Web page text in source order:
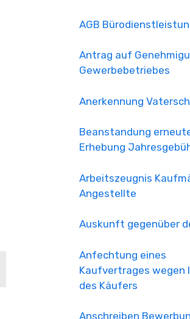
AGB
Antrag auf
Gewerbebetriebes
Anerkennung
Beanstandung
Erhebung
Arbeitszeugnis
Angestellte
Auskunft gegenüber
Anfechtung eines
Kaufvertrages wegen
des Käufers
Anschreiben